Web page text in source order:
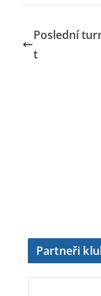
Poslední
t
Partneři